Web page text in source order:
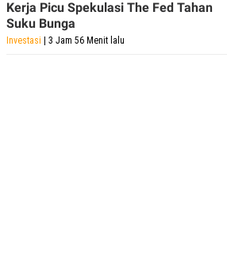
Kerja Picu Spekulasi The Fed Tahan
Suku Bunga
Investasi | 3 Jam 56 Menit lalu